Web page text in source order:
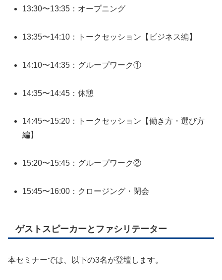
13:30〜13:35：オープニング
13:35〜14:10：トークセッション【ビジネス編】
14:10〜14:35：グループワーク①
14:35〜14:45：休憩
14:45〜15:20：トークセッション【働き方・選び方
編】
15:20〜15:45：グループワーク②
15:45〜16:00：クロージング・閉会
ゲストスピーカーとファシリテーター
本セミナーでは、以下の3名が登壇します。